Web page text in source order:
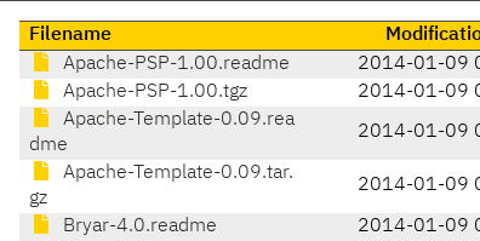
Filename
Apache-PSP-1.00.readme
2014-01-09
Apache-PSP-1.00.tgz
2014-01-09
Apache-Template-0.09.rea
dme
2014-01-09
Apache-Template-0.09.tar.
gz
2014-01-09
Bryar-4.0.readme 2014-01-09